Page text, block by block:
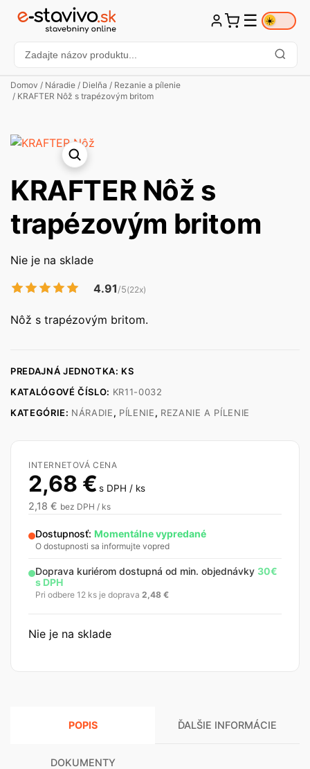
☰ ☀️
Domov / Náradie / Dielňa / Rezanie a pílenie
/ KRAFTER Nôž s trapézovým britom
KRAFTER Nôž s
trapézovým britom
Nie je na sklade
4.91/5(22x)
Nôž s trapézovým britom.
PREDAJNÁ JEDNOTKA: KS
KATALÓGOVÉ ČÍSLO: KR11-0032
KATEGÓRIE: NÁRADIE, PÍLENIE, REZANIE A PÍLENIE
INTERNETOVÁ CENA
2,68 € s DPH / ks
2,18 € bez DPH / ks
Dostupnosť: Momentálne vypredané
O dostupnosti sa informujte vopred
Doprava kuriérom dostupná od min. objednávky 30€
s DPH
Pri odbere 12 ks je doprava 2,48 €
Nie je na sklade
POPIS ĎALŠIE INFORMÁCIE
DOKUMENTY